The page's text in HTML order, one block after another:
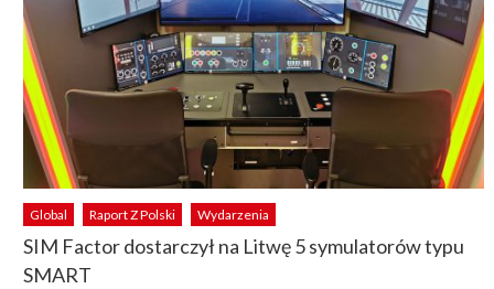
Global Raport Z Polski Wydarzenia
SIM Factor dostarczył na Litwę 5 symulatorów typu
SMART